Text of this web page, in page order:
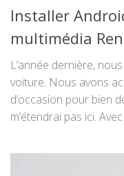
Installer
multimédia
L’année dernière,
voiture. Nous avons
d’occasion pour bien
m’étendrai pas ici.